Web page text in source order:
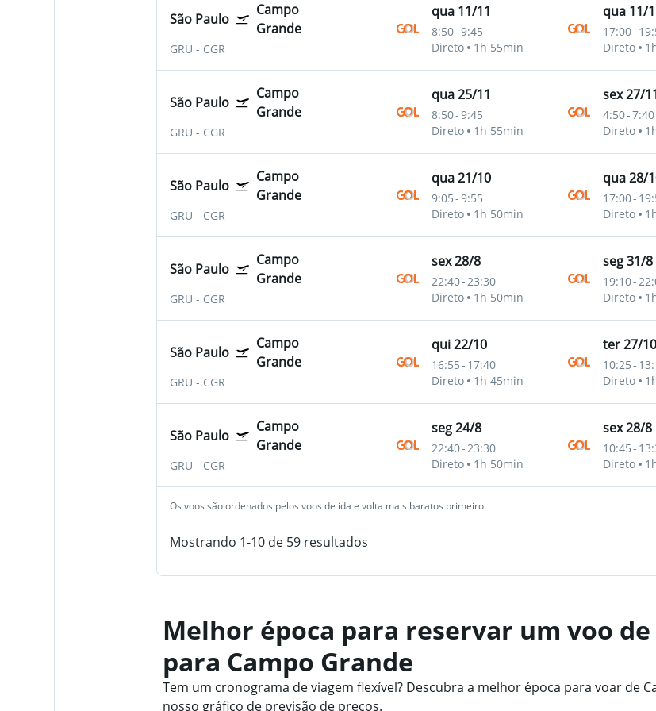
São Paulo
Campo
Grande
GRU - CGR
qua 11/11
8:50-9:45
Direto
1h 55min
qua 11/
17:00-
Direto
São Paulo
Campo
Grande
GRU - CGR
qua 25/11
8:50-9:45
Direto
1h 55min
sex 27/
4:50-7:40
Direto
São Paulo
Campo
Grande
GRU - CGR
qua 21/10
9:05-9:55
Direto
1h 50min
qua 28/
17:00-
Direto
São Paulo
Campo
Grande
GRU - CGR
sex 28/8
22:40-23:30
Direto
1h 50min
seg 31/8
19:10-
Direto
São Paulo
Campo
Grande
GRU - CGR
qui 22/10
16:55- 17:40
Direto
1h 45min
ter 27/10
10:25-
Direto
São Paulo
Campo
Grande
GRU - CGR
seg 24/8
22:40-23:30
Direto
1h 50min
sex 28/8
10:45-
Direto
Os voos são ordenados pelos voos de ida e volta mais baratos primeiro.
Mostrando 1-10 de 59 resultados
Melhor época para reservar um voo
para Campo Grande
Tem um cronograma de viagem flexível? Descubra a melhor época para voar de
nosso gráfico de previsão de preços.